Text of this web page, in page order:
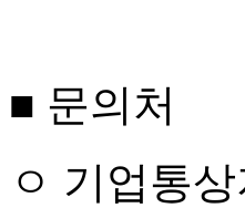
■ 문의처
ㅇ 기업통